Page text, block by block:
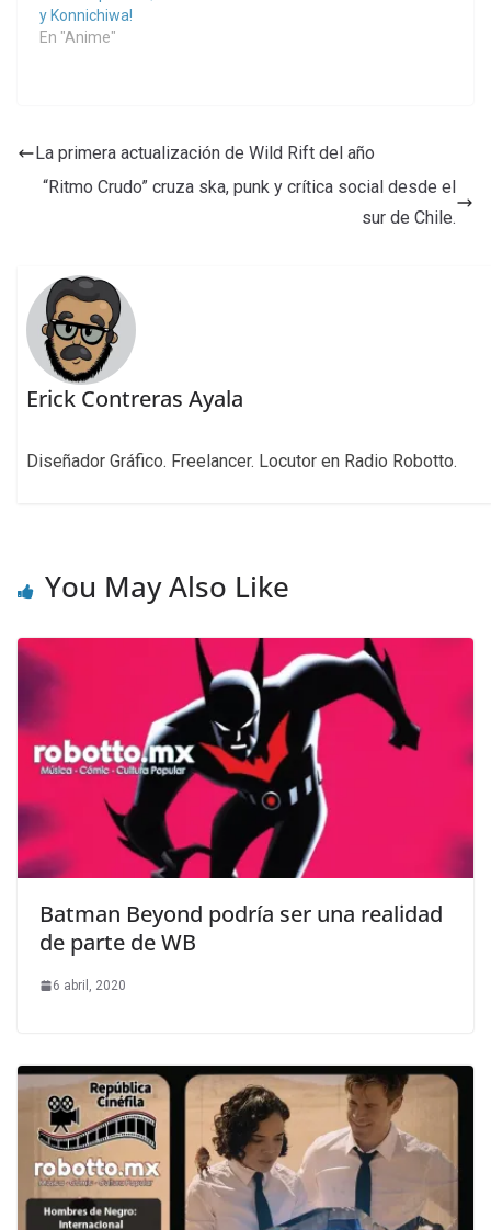
y Konnichiwa!
En "Anime"
La primera actualización de Wild Rift del año
“Ritmo Crudo” cruza ska, punk y crítica social desde el
sur de Chile.
Erick Contreras Ayala
Diseñador Gráfico. Freelancer. Locutor en Radio Robotto.
You May Also Like
Batman Beyond podría ser una realidad
de parte de WB
6 abril, 2020